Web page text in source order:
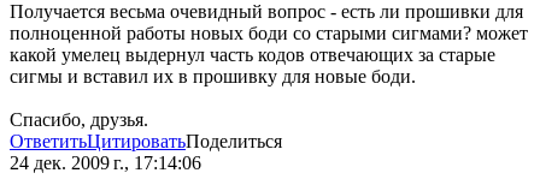
Получается весьма очевидный вопрос - есть ли прошивки для
полноценной работы новых боди со старыми сигмами? может
какой умелец выдернул часть кодов отвечающих за старые
сигмы и вставил их в прошивку для новые боди.
Спасибо, друзья.
ОтветитьЦитироватьПоделиться
24 дек. 2009 г., 17:14:06